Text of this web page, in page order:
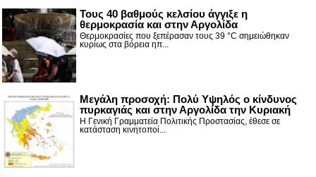
Τους 40 βαθμούς κελσίου άγγιξε η
θερμοκρασία και στην Αργολίδα
Θερμοκρασίες που ξεπέρασαν τους 39 °C σημειώθηκαν
κυρίως στα βόρεια ηπ...
Μεγάλη προσοχή: Πολύ Υψηλός ο κίνδυνος
πυρκαγιάς και στην Αργολίδα την Κυριακή
Η Γενική Γραμματεία Πολιτικής Προστασίας, έθεσε σε
κατάσταση κινητοποί...